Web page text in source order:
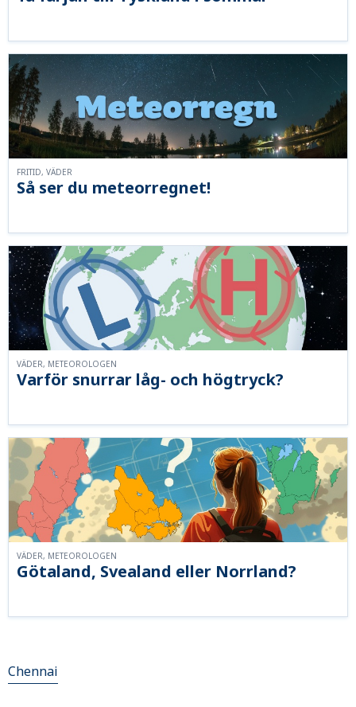
Så ser du meteorregnet!
FRITID, VÄDER
Varför snurrar låg- och högtryck?
VÄDER, METEOROLOGEN
Götaland, Svealand eller Norrland?
VÄDER, METEOROLOGEN
Chennai